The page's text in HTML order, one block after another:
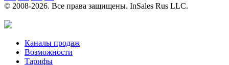
© 2008-2026. Все права защищены. InSales Rus LLC.
Каналы продаж
Возможности
Тарифы